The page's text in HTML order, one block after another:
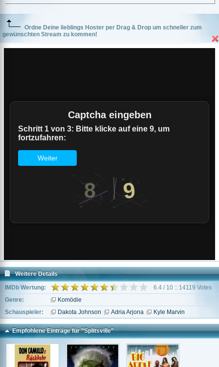
Ordne Deine lieblings Hoster per Drag & Drop um schneller zum
gewünschten Stream zu kommen!
Weitere Details
IMDb Wertung:
6.4 / 10 :: 14119 Votes
Genre:
Komödie
Schauspieler:
Dakota Johnson Adria Arjona Kyle Marvin
Empfohlene Einträge für "Splitsville"